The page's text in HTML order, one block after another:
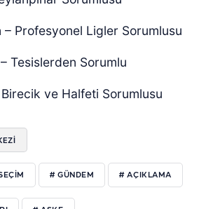
Profesyonel Ligler Sorumlusu
Tesislerden Sorumlu
ve Halfeti Sorumlusu
# GÜNDEM # AÇIKLAMA